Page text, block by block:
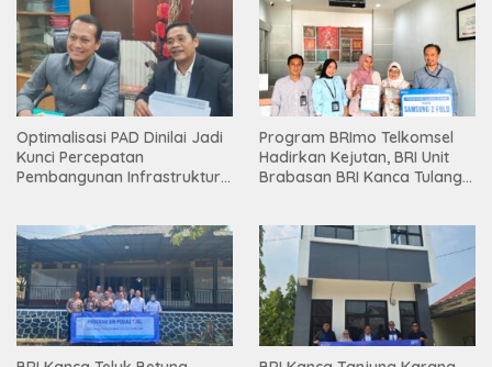
Optimalisasi PAD Dinilai Jadi
Kunci Percepatan
Pembangunan Infrastruktur
Program BRImo Telkomsel
Hadirkan Kejutan, BRI Unit
Brabasan BRI Kanca Tulang
Mesuji